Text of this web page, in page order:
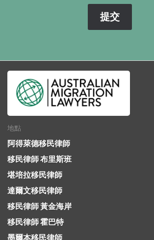
地點
阿得萊德移民律師
移民律師 布里斯班
堪培拉移民律師
達爾文移民律師
移民律師 黃金海岸
移民律師 霍巴特
墨爾本移民律師